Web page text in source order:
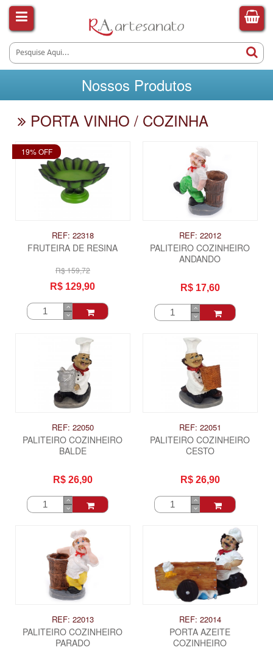
Nossos Produtos
PORTA VINHO / COZINHA
19% OFF
REF: 22318
FRUTEIRA DE RESINA
R$ 159,72
R$ 129,90
REF: 22012
PALITEIRO COZINHEIRO
ANDANDO
R$ 17,60
REF: 22050
PALITEIRO COZINHEIRO
BALDE
R$ 26,90
REF: 22051
PALITEIRO COZINHEIRO
CESTO
R$ 26,90
REF: 22013
PALITEIRO COZINHEIRO
PARADO
REF: 22014
PORTA AZEITE
COZINHEIRO